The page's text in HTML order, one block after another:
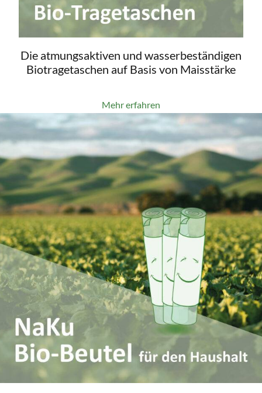
Die atmungsaktiven und wasserbeständigen
Biotragetaschen auf Basis von Maisstärke
Mehr erfahren